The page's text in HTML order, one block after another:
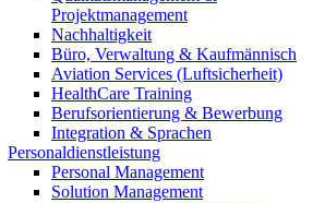
Projektmanagement
Nachhaltigkeit
Büro, Verwaltung & Kaufmännisch
Aviation Services (Luftsicherheit)
HealthCare Training
Berufsorientierung & Bewerbung
Integration & Sprachen
Personaldienstleistung
Personal Management
Solution Management